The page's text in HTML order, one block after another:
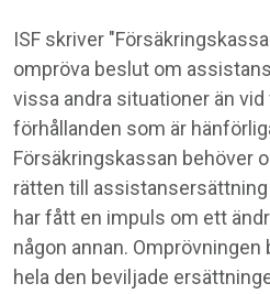
ISF skriver
ompröva beslut om
vissa andra situationer än
förhållanden som är
Försäkringskassan behöver
rätten till
har fått en impuls om ett
någon annan. Omprövningen
hela den beviljade